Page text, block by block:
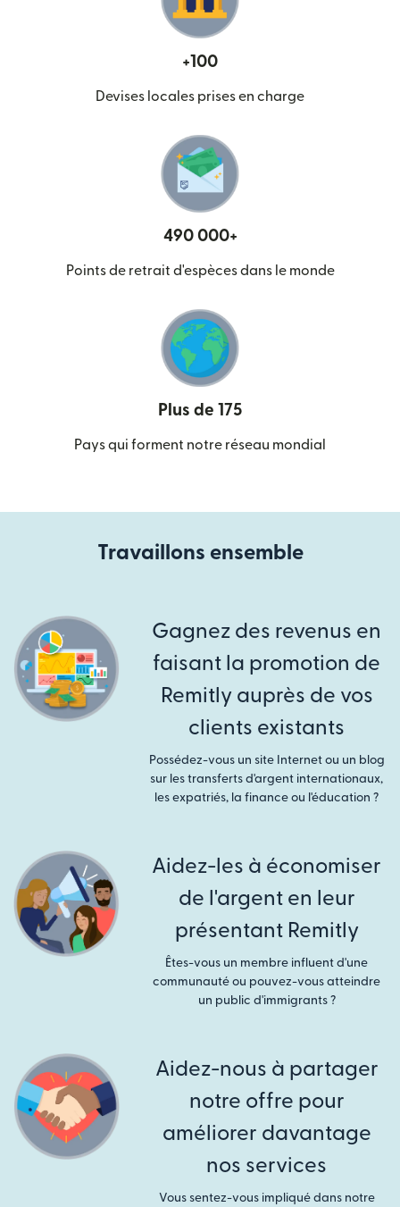
+100
Devises locales prises en charge
490 000+
Points de retrait d'espèces dans le monde
Plus de 175
Pays qui forment notre réseau mondial
Travaillons ensemble
Gagnez des revenus en
faisant la promotion de
Remitly auprès de vos
clients existants
Possédez-vous un site Internet ou un blog
sur les transferts d'argent internationaux,
les expatriés, la finance ou l'éducation ?
Aidez-les à économiser
de l'argent en leur
présentant Remitly
Êtes-vous un membre influent d'une
communauté ou pouvez-vous atteindre
un public d'immigrants ?
Aidez-nous à partager
notre offre pour
améliorer davantage
nos services
Vous sentez-vous impliqué dans notre